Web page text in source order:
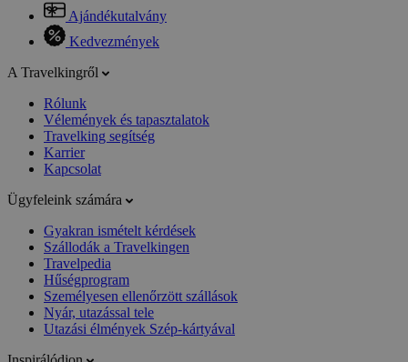
Ajándékutalvány
Kedvezmények
A Travelkingről
Rólunk
Vélemények és tapasztalatok
Travelking segítség
Karrier
Kapcsolat
Ügyfeleink számára
Gyakran ismételt kérdések
Szállodák a Travelkingen
Travelpedia
Hűségprogram
Személyesen ellenőrzött szállások
Nyár, utazással tele
Utazási élmények Szép-kártyával